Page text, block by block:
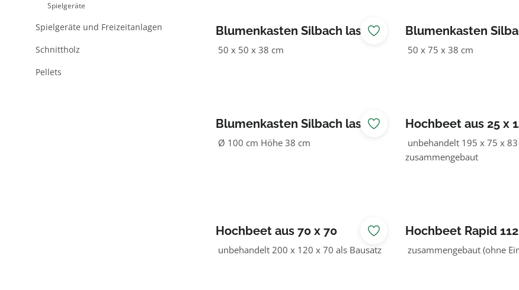
Spielgeräte
Spielgeräte und Freizeitanlagen
Schnittholz
Pellets
Blumenkasten Silbach lasiert
50 x 50 x 38 cm
Blumenkasten
50 x 75 x 38 cm
Blumenkasten Silbach lasiert
Ø 100 cm Höhe 38 cm
Hochbeet aus 25 x
unbehandelt 195 x 75 x 83
zusammengebaut
Hochbeet aus 70 x 70
unbehandelt 200 x 120 x 70 als Bausatz
Hochbeet Rapid
cm
zusammengebaut (ohne